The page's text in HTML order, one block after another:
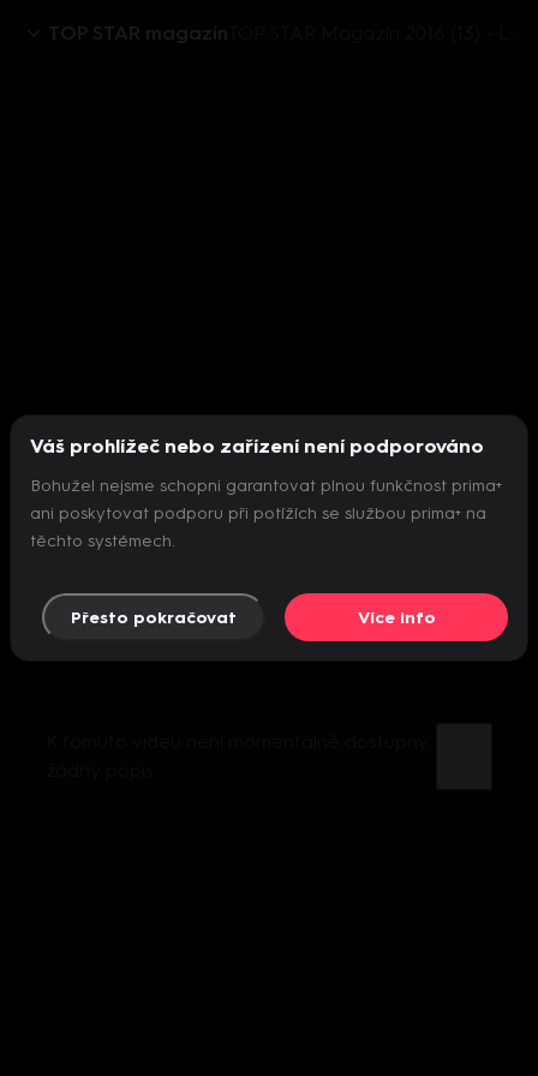
TOP STAR magazín
Nepodařilo se inicializovat přehrávač
Váš prohlížeč nebo zařízení není podporováno
Bohužel nejsme schopni garantovat plnou funkčnost prima+
ani poskytovat podporu při potížích se službou prima+ na
těchto systémech.
Přesto pokračovat Více info